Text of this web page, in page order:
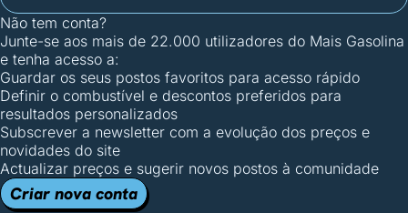
Não tem conta?
Junte-se aos mais de 22.000 utilizadores do Mais Gasolina
e tenha acesso a:
Guardar os seus postos favoritos para acesso rápido
Definir o combustível e descontos preferidos para
resultados personalizados
Subscrever a newsletter com a evolução dos preços e
novidades do site
Actualizar preços e sugerir novos postos à comunidade
Criar nova conta